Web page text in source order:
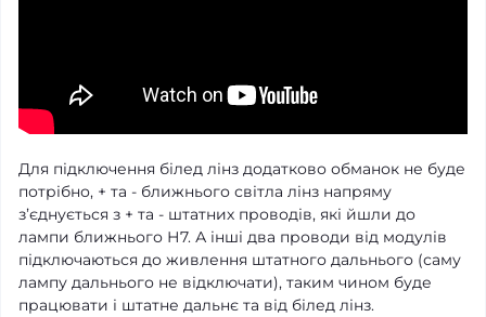
Для підключення білед лінз додатково обманок не буде
потрібно, + та - ближнього світла лінз напряму
зʼєднується з + та - штатних проводів, які йшли до
лампи ближнього Н7. А інші два проводи від модулів
підключаються до живлення штатного дальнього (саму
лампу дальнього не відключати), таким чином буде
працювати і штатне дальнє та від білед лінз.